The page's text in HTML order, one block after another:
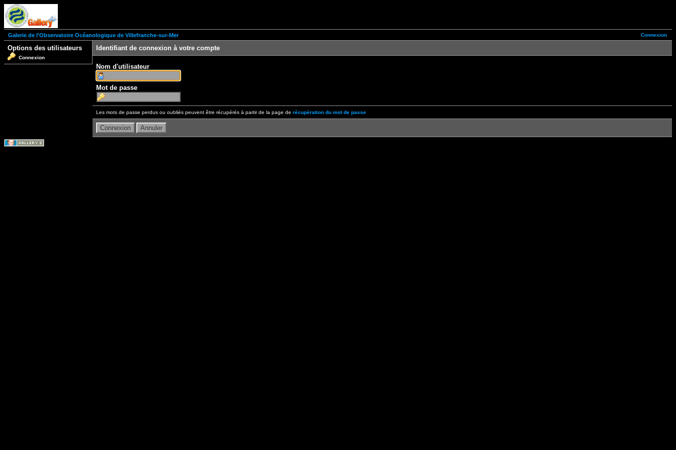
Connexion
Galerie de l'Observatoire Océanologique de Villefranche-sur-Mer
Options des utilisateurs
Connexion
Identifiant de connexion à votre compte
Nom d'utilisateur
Mot de passe
Les mots de passe perdus ou oubliés peuvent être récupérés à partir de la page de récupération du mot de passe